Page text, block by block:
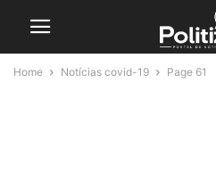
Home Notícias covid-19 Page 61